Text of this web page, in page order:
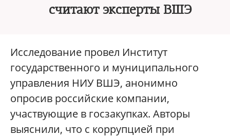
считают эксперты ВШЭ
Исследование провел Институт
государственного и муниципального
управления НИУ ВШЭ, анонимно
опросив российские компании,
участвующие в госзакупках. Авторы
выяснили, что с коррупцией при